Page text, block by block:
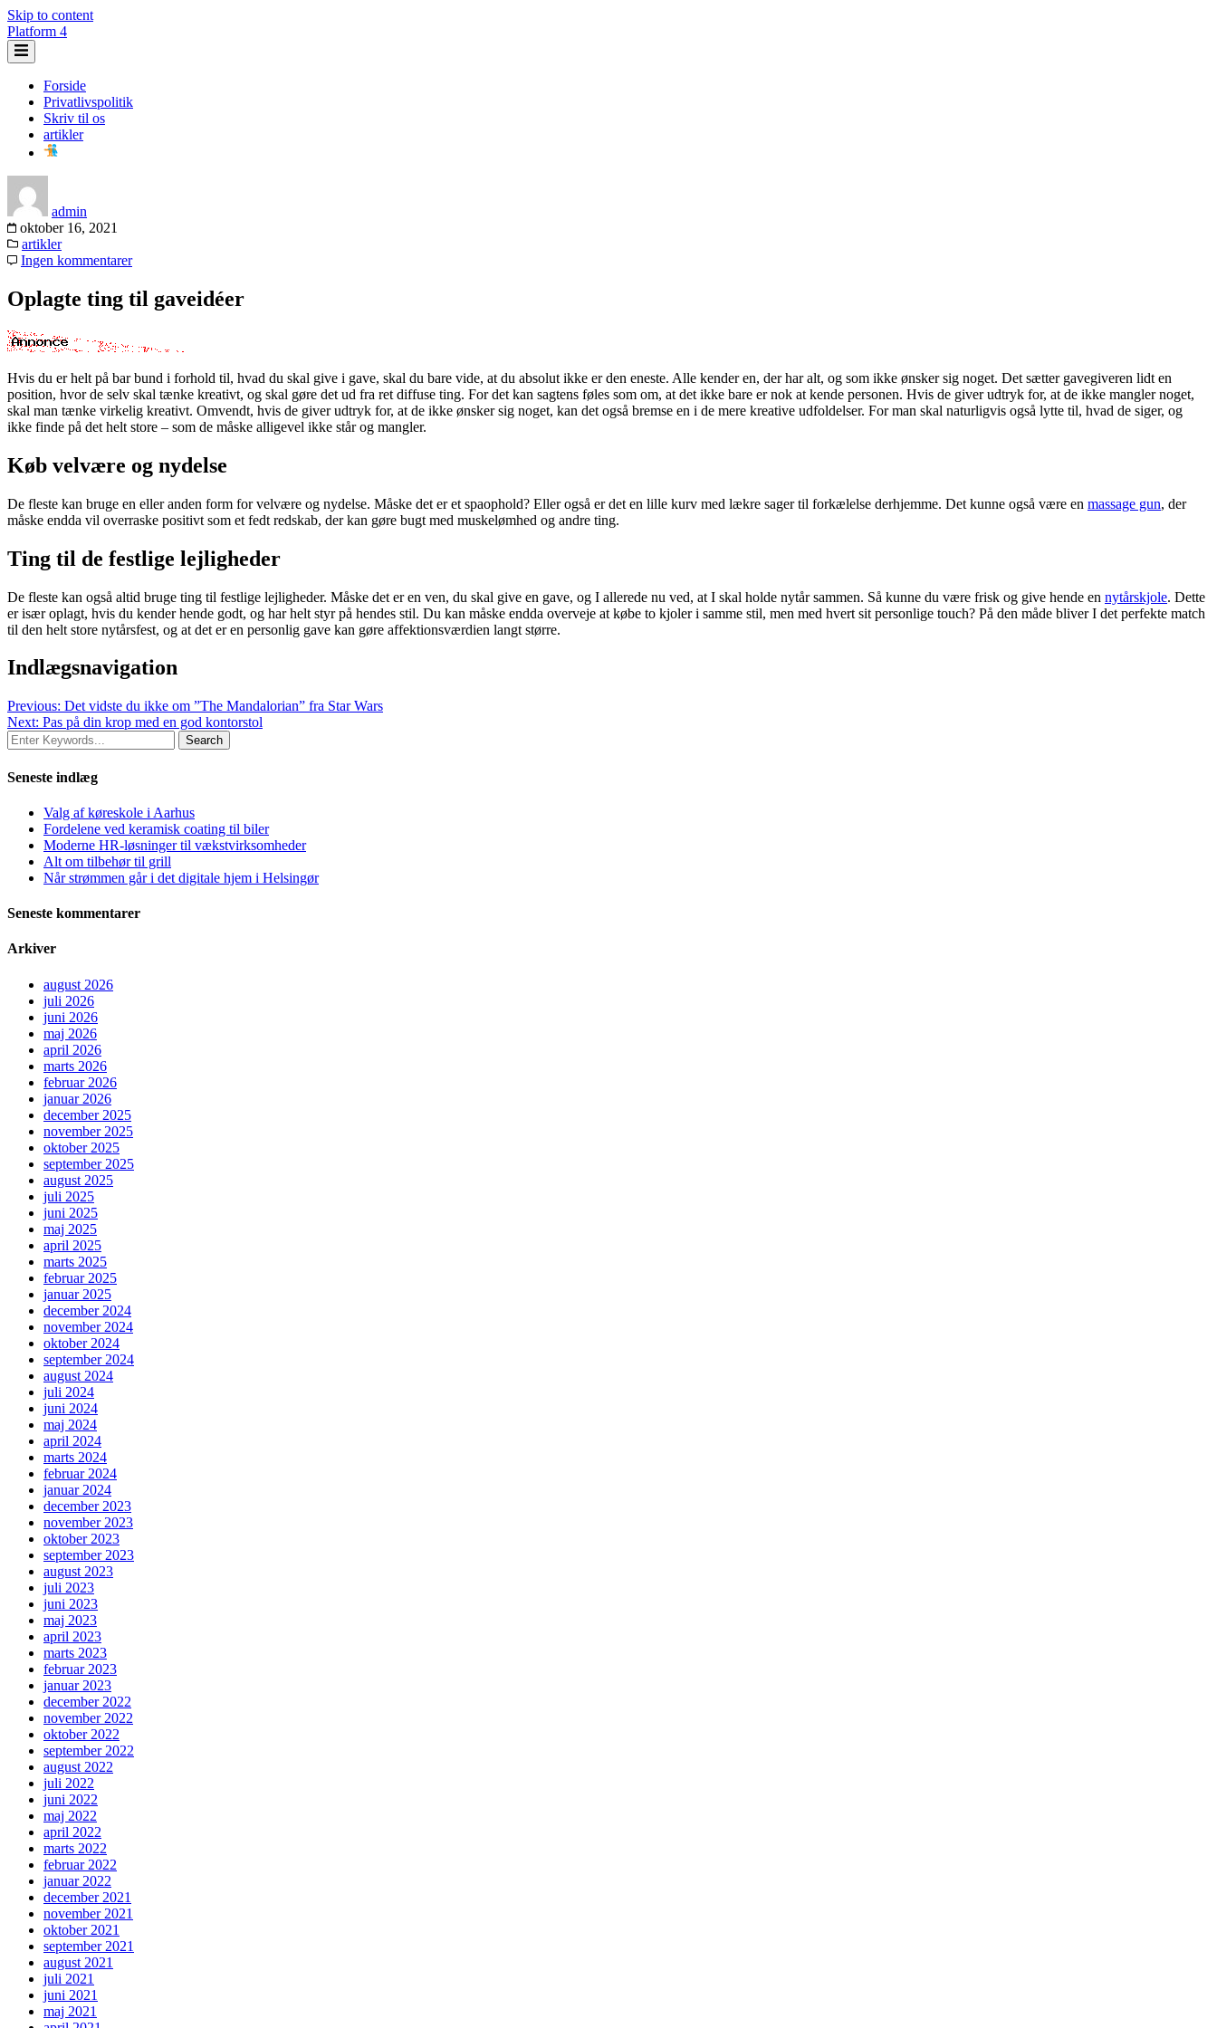
Skip to content
Platform 4
Forside
Privatlivspolitik
Skriv til os
artikler
admin
oktober 16, 2021
artikler
Ingen kommentarer
Oplagte ting til gaveidéer
Hvis du er helt på bar bund i forhold til, hvad du skal give i gave, skal du bare vide, at du absolut ikke er den eneste. Alle kender en, der har alt, og som ikke ønsker sig noget. Det sætter gavegiveren lidt en
position, hvor de selv skal tænke kreativt, og skal gøre det ud fra ret diffuse ting. For det kan sagtens føles som om, at det ikke bare er nok at kende personen. Hvis de giver udtryk for, at de ikke mangler noget,
skal man tænke virkelig kreativt. Omvendt, hvis de giver udtryk for, at de ikke ønsker sig noget, kan det også bremse en i de mere kreative udfoldelser. For man skal naturligvis også lytte til, hvad de siger, og
ikke finde på det helt store – som de måske alligevel ikke står og mangler.
Køb velvære og nydelse
De fleste kan bruge en eller anden form for velvære og nydelse. Måske det er et spaophold? Eller også er det en lille kurv med lækre sager til forkælelse derhjemme. Det kunne også være en massage gun, der
måske endda vil overraske positivt som et fedt redskab, der kan gøre bugt med muskelømhed og andre ting.
Ting til de festlige lejligheder
De fleste kan også altid bruge ting til festlige lejligheder. Måske det er en ven, du skal give en gave, og I allerede nu ved, at I skal holde nytår sammen. Så kunne du være frisk og give hende en nytårskjole. Dette
er især oplagt, hvis du kender hende godt, og har helt styr på hendes stil. Du kan måske endda overveje at købe to kjoler i samme stil, men med hvert sit personlige touch? På den måde bliver I det perfekte match
til den helt store nytårsfest, og at det er en personlig gave kan gøre affektionsværdien langt større.
Indlægsnavigation
Previous: Det vidste du ikke om ”The Mandalorian” fra Star Wars
Next: Pas på din krop med en god kontorstol
Seneste indlæg
Valg af køreskole i Aarhus
Fordelene ved keramisk coating til biler
Moderne HR-løsninger til vækstvirksomheder
Alt om tilbehør til grill
Når strømmen går i det digitale hjem i Helsingør
Seneste kommentarer
Arkiver
august 2026
juli 2026
juni 2026
maj 2026
april 2026
marts 2026
februar 2026
januar 2026
december 2025
november 2025
oktober 2025
september 2025
august 2025
juli 2025
juni 2025
maj 2025
april 2025
marts 2025
februar 2025
januar 2025
december 2024
november 2024
oktober 2024
september 2024
august 2024
juli 2024
juni 2024
maj 2024
april 2024
marts 2024
februar 2024
januar 2024
december 2023
november 2023
oktober 2023
september 2023
august 2023
juli 2023
juni 2023
maj 2023
april 2023
marts 2023
februar 2023
januar 2023
december 2022
november 2022
oktober 2022
september 2022
august 2022
juli 2022
juni 2022
maj 2022
april 2022
marts 2022
februar 2022
januar 2022
december 2021
november 2021
oktober 2021
september 2021
august 2021
juli 2021
juni 2021
maj 2021